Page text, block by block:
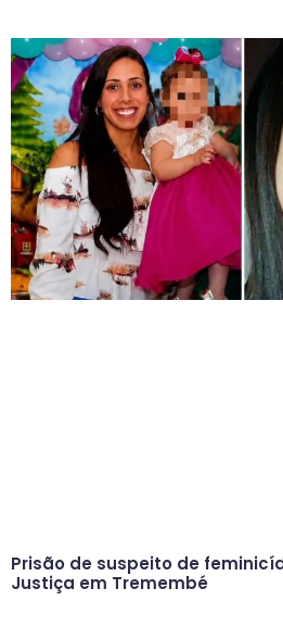
Prisão de suspeito de
Justiça em Tremembé